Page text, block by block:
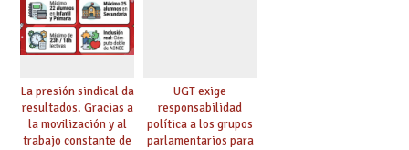
La presión sindical da
resultados. Gracias a
la movilización y al
trabajo constante de
UGT exige
responsabilidad
política a los grupos
parlamentarios para